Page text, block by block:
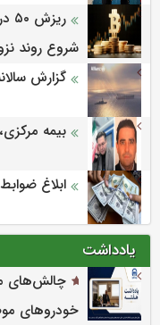
شروع روند
گزارش
بیمه
ابلاغ
یادداشت
چالش‌های
خودروهای